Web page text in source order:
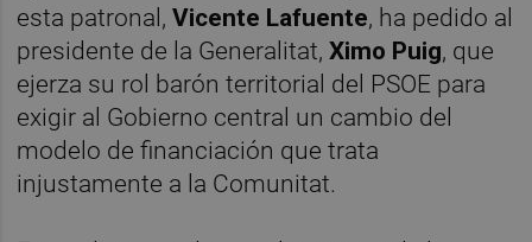
esta patronal,Vicente Lafuente, ha pedido al
presidente de la Generalitat,Ximo Puig, que
ejerza su rol barón territorial del PSOE para
exigir al Gobierno central un cambio del
modelo de financiación que trata
injustamente a la Comunitat.